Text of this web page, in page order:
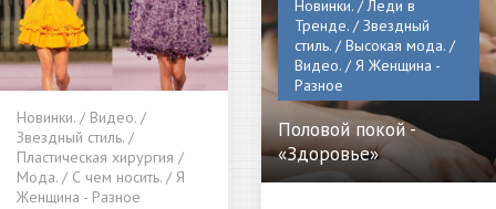
Новинки. / Видео. /
Звездный стиль. /
Пластическая хирургия /
Мода. / С чем носить. / Я
Женщина - Разное
Новинки. / Леди в
Тренде. / Звездный
стиль. / Высокая мода. /
Видео. / Я Женщина -
Разное
Половой покой -
«Здоровье»